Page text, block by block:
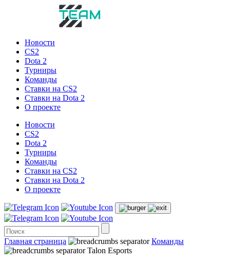
Новости
CS2
Dota 2
Турниры
Команды
Ставки на CS2
Ставки на Dota 2
О проекте
Новости
CS2
Dota 2
Турниры
Команды
Ставки на CS2
Ставки на Dota 2
О проекте
Главная страница
Команды
Talon Esports